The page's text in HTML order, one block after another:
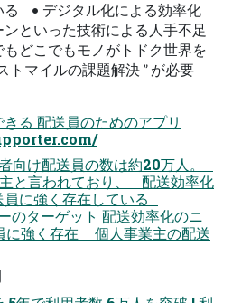
る • デジタル化による効率化
といった技術による人手不足
どこでもモノがトドク世界を
マイルの課題解決 ” が必要
る 配送員のためのアプリ
向け配送員の数は約20万人。
と言われており、 配送効率化
に強く存在している
のターゲット 配送効率化のニ
強く存在 個人事業主の配送